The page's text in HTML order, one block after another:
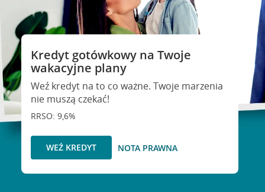
Kredyt gotówkowy na Twoje
wakacyjne plany
Weź kredyt na to co ważne. Twoje marzenia
nie muszą czekać!
RRSO: 9,6%
WEŹ KREDYT NOTA PRAWNA